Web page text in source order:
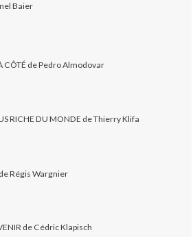
Baier
CÔTÉ de Pedro Almodovar
RICHE DU MONDE de Thierry Klifa
Régis Wargnier
de Cédric Klapisch